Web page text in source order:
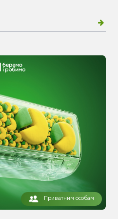
Приватним особам